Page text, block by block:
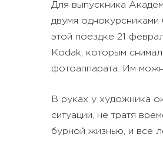
Для выпускника
двумя
этой поездке 21
Kodak, которым
фотоаппарата. Им
В руках у художника
ситуации, не тратя
бурной жизнью, и все